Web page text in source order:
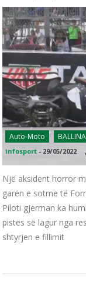
Auto-Moto BALLINA
infosport - 29/05/2022
Një aksident horror
garën e sotme të
Piloti gjerman ka
pistës së lagur nga
shtyrjen e fillimit